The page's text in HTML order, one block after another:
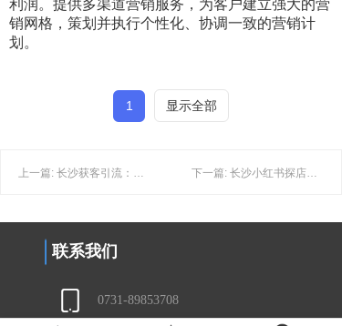
利润。提供多渠道营销服务，为客户建立强大的营
销网格，策划并执行个性化、协调一致的营销计
划。
1 显示全部
上一篇: 长沙获客引流：建材家居企业如何走出来？ 下一篇: 长沙小红书探店，价格多少才合理？
联系我们
0731-89853708